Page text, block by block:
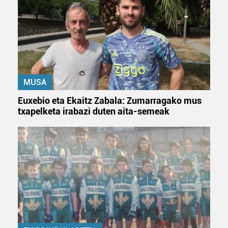
MUSA
Euxebio eta Ekaitz Zabala: Zumarragako mus
txapelketa irabazi duten aita-semeak